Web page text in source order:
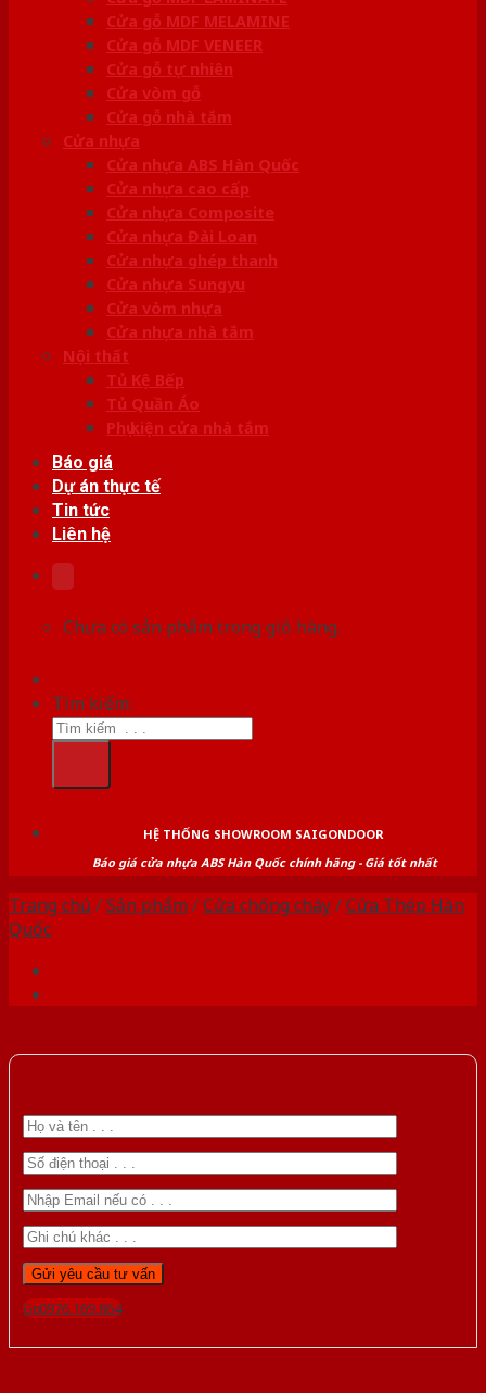
Cửa gỗ MDF MELAMINE
Cửa gỗ MDF VENEER
Cửa gỗ tự nhiên
Cửa vòm gỗ
Cửa gỗ nhà tắm
Cửa nhựa
Cửa nhựa ABS Hàn Quốc
Cửa nhựa cao cấp
Cửa nhựa Composite
Cửa nhựa Đài Loan
Cửa nhựa ghép thanh
Cửa nhựa Sungyu
Cửa vòm nhựa
Cửa nhựa nhà tắm
Nội thất
Tủ Kệ Bếp
Tủ Quần Áo
Phụ kiện cửa nhà tắm
Báo giá
Dự án thực tế
Tin tức
Liên hệ
Chưa có sản phẩm trong giỏ hàng.
Tìm kiếm:
HỆ THỐNG SHOWROOM SAIGONDOOR
Báo giá cửa nhựa ABS Hàn Quốc chính hãng - Giá tốt nhất
Trang chủ /Sản phẩm /Cửa chống cháy/Cửa Thép Hàn
Quốc
Gọi 0976.169.864